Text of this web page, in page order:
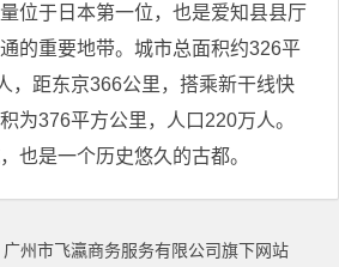
位于日本第一位，也是爱知县县厅
的重要地带。城市总面积约326平
，距东京366公里，搭乘新干线快
为376平方公里，人口220万人。
也是一个历史悠久的古都。
州市飞瀛商务服务有限公司旗下网站